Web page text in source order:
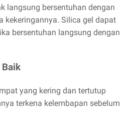
langsung bersentuhan dengan
kekeringannya. Silica gel dapat
bersentuhan langsung dengan
yang kering dan tertutup
terkena kelembapan sebelum